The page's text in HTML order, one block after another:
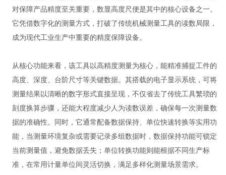
对保障产品精度至关重要，数显高度尺便是其中的核心设备之一。
它凭借数字化的测量方式，打破了传统机械测量工具的读数局限，
成为现代工业生产中重要的精度保障设备。
从核心功能来看，该工具以高精度测量为核心，能精准捕捉工件的
高度、深度、台阶尺寸等关键数据。其搭载的电子显示系统，可将
测量结果以清晰的数字形式直接呈现，不仅省去了传统工具繁琐的
刻度换算步骤，还能大程度减少人为读数误差，确保每一次测量数
据的准确性。同时，它通常配备数据保持、单位快速转换等实用功
能，当测量环境复杂或需要记录多组数据时，数据保持功能可锁定
当前测量值，避免数据丢失；单位转换功能则能根据不同生产标
准，在常用计量单位间灵活切换，满足多样化测量场景需求。